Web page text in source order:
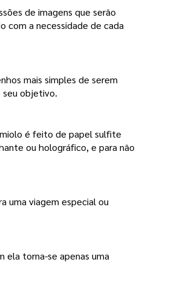
de imagens que serão
com a necessidade de cada
mais simples de serem
seu objetivo.
miolo é feito de papel sulfite
ou holográfico, e para não
uma viagem especial ou
ela torna-se apenas uma